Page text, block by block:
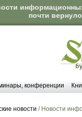
почти
конференции
новости / Новости